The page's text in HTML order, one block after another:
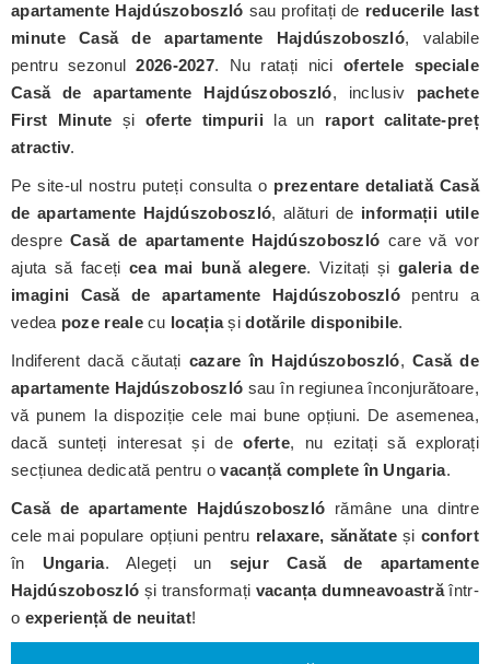
apartamente Hajdúszoboszló sau profitați de reducerile last
minute Casă de apartamente Hajdúszoboszló, valabile
pentru sezonul2026-2027. Nu ratați nici ofertele speciale
Casă de apartamente Hajdúszoboszló, inclusiv pachete
First Minute și oferte timpurii la un raport calitate-preț
atractiv.
Pe site-ul nostru puteți consulta o prezentare detaliată Casă
de apartamente Hajdúszoboszló, alături de informații utile
despreCasă de apartamente Hajdúszoboszló care vă vor
ajuta să facețicea mai bună alegere. Vizitați și galeria de
imagini Casă de apartamente Hajdúszoboszló pentru a
vedea poze realecu locațiașidotările disponibile.
Indiferent dacă căutați cazare în Hajdúszoboszló,Casă de
apartamente Hajdúszoboszló sau în regiunea înconjurătoare,
vă punem la dispoziție cele mai bune opțiuni. De asemenea,
dacă sunteți interesat și deoferte, nu ezitați să explorați
secțiunea dedicată pentru ovacanță complete în Ungaria.
Casă de apartamente Hajdúszoboszló rămâne una dintre
cele mai populare opțiuni pentru relaxare, sănătate și confort
în Ungaria. Alegeți un sejur Casă de apartamente
Hajdúszoboszló și transformați vacanța dumneavoastrăîntr-
o experiență de neuitat!